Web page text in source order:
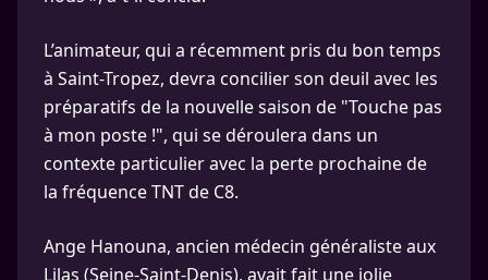
L’animateur, qui a récemment pris du bon temps
à Saint-Tropez, devra concilier son deuil avec les
préparatifs de la nouvelle saison de "Touche pas
à mon poste !", qui se déroulera dans un
contexte particulier avec la perte prochaine de
la fréquence TNT de C8.
Ange Hanouna, ancien médecin généraliste aux
Lilas (Seine-Saint-Denis), avait fait une jolie